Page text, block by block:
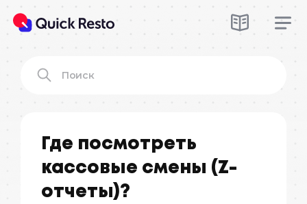
Где посмотреть
кассовые смены (Z-
отчеты)?